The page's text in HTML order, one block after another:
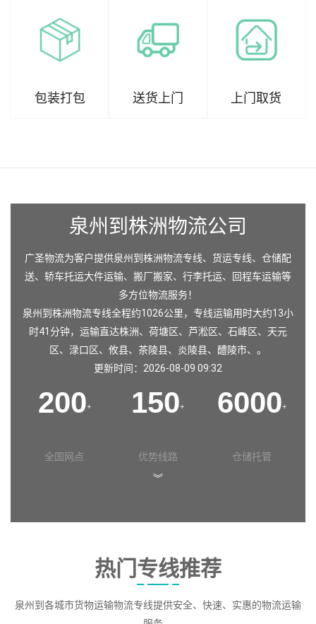
包装打包 送货上门 上门取货
泉州到株洲物流公司
广圣物流为客户提供泉州到株洲物流专线、货运专线、仓储配
送、轿车托运大件运输、搬厂搬家、行李托运、回程车运输等
多方位物流服务！
泉州到株洲物流专线全程约1026公里，专线运输用时大约13小
时41分钟，运输直达株洲、 荷塘区、 芦淞区、 石峰区、 天元
区、 渌口区、 攸县、 茶陵县、 炎陵县、 醴陵市、。
更新时间：2026-08-09 09:32
200+
全国网点
150+
优势线路
6000+
仓储托管
︾
热门专线推荐
泉州到各城市货物运输物流专线提供安全、快速、实惠的物流运输